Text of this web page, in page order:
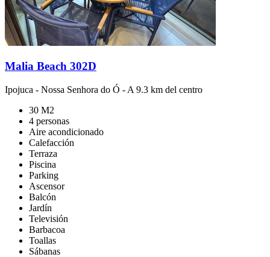
Malia Beach 302D
Ipojuca - Nossa Senhora do Ó - A 9.3 km del centro
30 M2
4 personas
Aire acondicionado
Calefacción
Terraza
Piscina
Parking
Ascensor
Balcón
Jardín
Televisión
Barbacoa
Toallas
Sábanas